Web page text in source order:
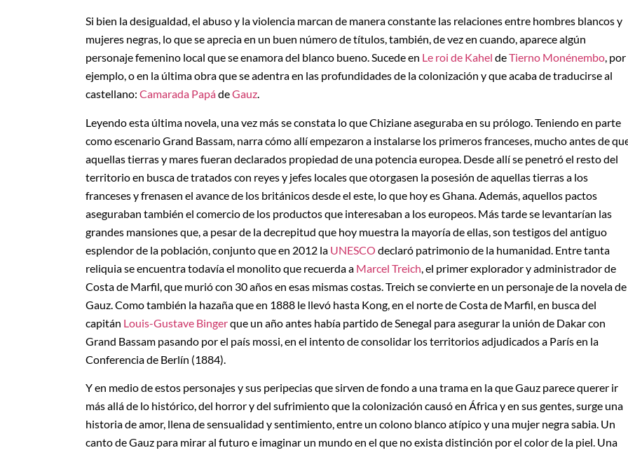
Si bien la desigualdad, el abuso y la violencia marcan de manera constante las relaciones entre hombres blancos y
mujeres negras, lo que se aprecia en un buen número de títulos, también, de vez en cuando, aparece algún
personaje femenino local que se enamora del blanco bueno. Sucede en Le roi de Kahel deTierno Monénembo, por
ejemplo, o en la última obra que se adentra en las profundidades de la colonización y que acaba de traducirse al
castellano: Camarada PapádeGauz.
Leyendo esta última novela, una vez más se constata lo que Chiziane aseguraba en su prólogo. Teniendo en parte
como escenario Grand Bassam, narra cómo allí empezaron a instalarse los primeros franceses, mucho antes de
aquellas tierras y mares fueran declarados propiedad de una potencia europea. Desde allí se penetró el resto del
territorio en busca de tratados con reyes y jefes locales que otorgasen la posesión de aquellas tierras a los
franceses y frenasen el avance de los británicos desde el este, lo que hoy es Ghana. Además, aquellos pactos
aseguraban también el comercio de los productos que interesaban a los europeos. Más tarde se levantarían las
grandes mansiones que, a pesar de la decrepitud que hoy muestra la mayoría de ellas, son testigos del antiguo
esplendor de la población, conjunto que en 2012 la UNESCO declaró patrimonio de la humanidad. Entre tanta
reliquia se encuentra todavía el monolito que recuerda a Marcel Treich , el primer explorador y administrador de
Costa de Marfil, que murió con 30 años en esas mismas costas. Treich se convierte en un personaje de la novela de
Gauz. Como también la hazaña que en 1888 le llevó hasta Kong, en el norte de Costa de Marfil, en busca del
capitán Louis-Gustave Bingerque un año antes había partido de Senegal para asegurar la unión de Dakar con
Grand Bassam pasando por el país mossi, en el intento de consolidar los territorios adjudicados a París en la
Conferencia de Berlín (1884).
Y en medio de estos personajes y sus peripecias que sirven de fondo a una trama en la que Gauz parece querer ir
más allá de lo histórico, del horror y del sufrimiento que la colonización causó en África y en sus gentes, surge una
historia de amor, llena de sensualidad y sentimiento, entre un colono blanco atípico y una mujer negra sabia. Un
canto de Gauz para mirar al futuro e imaginar un mundo en el que no exista distinción por el color de la piel. Una